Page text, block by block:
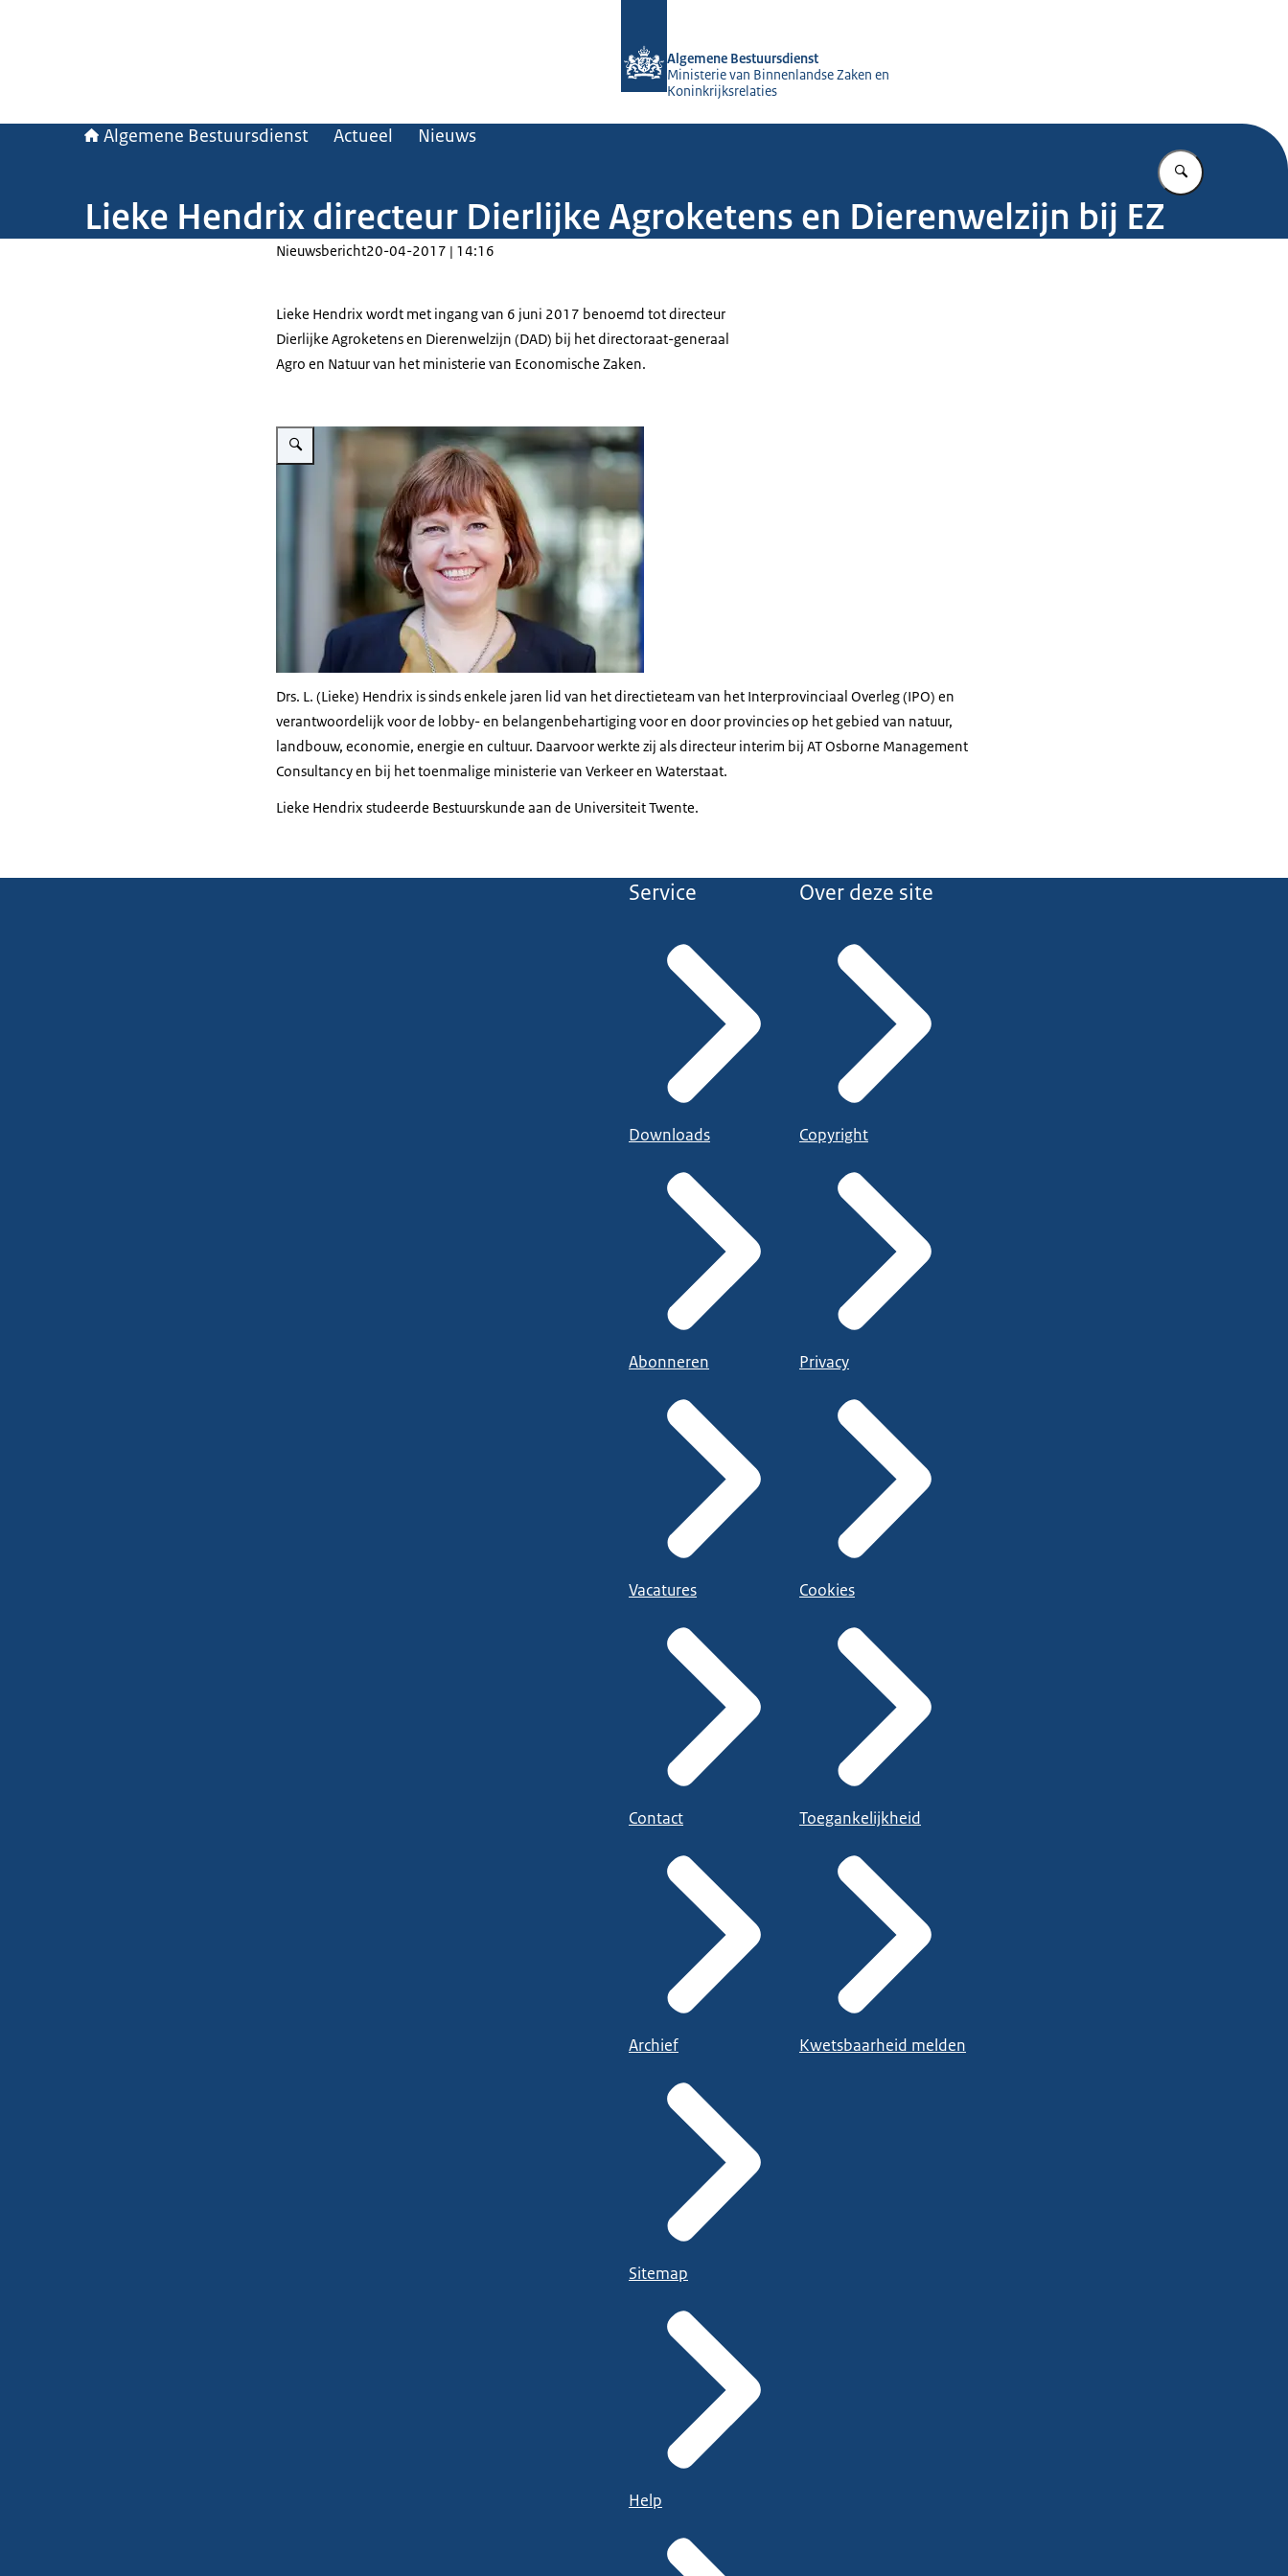
Algemene Bestuursdienst
Ministerie van Binnenlandse Zaken en
Koninkrijksrelaties
Algemene Bestuursdienst Actueel Nieuws
Vul in wat u
Lieke Hendrix directeur Dierlijke Agroketens en Dierenwelzijn bij EZ
Nieuwsbericht20-04-2017 | 14:16
Lieke Hendrix wordt met ingang van 6 juni 2017 benoemd tot directeur
Dierlijke Agroketens en Dierenwelzijn (DAD) bij het directoraat-generaal
Agro en Natuur van het ministerie van Economische Zaken.
Vergroot afbeelding Hendrix_L.
Drs. L. (Lieke) Hendrix is sinds enkele jaren lid van het directieteam van het Interprovinciaal Overleg (IPO) en
verantwoordelijk voor de lobby- en belangenbehartiging voor en door provincies op het gebied van natuur,
landbouw, economie, energie en cultuur. Daarvoor werkte zij als directeur interim bij AT Osborne Management
Consultancy en bij het toenmalige ministerie van Verkeer en Waterstaat.
Lieke Hendrix studeerde Bestuurskunde aan de Universiteit Twente.
Service
Downloads
Abonneren
Vacatures
Contact
Archief
Sitemap
Help
Over deze site
Copyright
Privacy
Cookies
Toegankelijkheid
Kwetsbaarheid melden